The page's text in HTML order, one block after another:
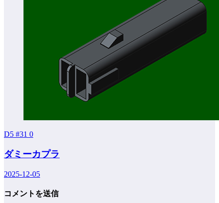
D5 #31 0
ダミーカプラ
2025-12-05
コメントを送信